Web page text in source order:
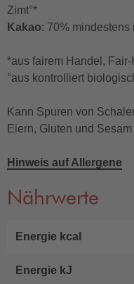
Zimt°*
Kakao: 70% mindestens
*aus fairem Handel,
°aus kontrolliert
Kann Spuren von
Eiern, Gluten und
Hinweis auf Allergene
Nährwerte
Energie kcal
Energie kJ